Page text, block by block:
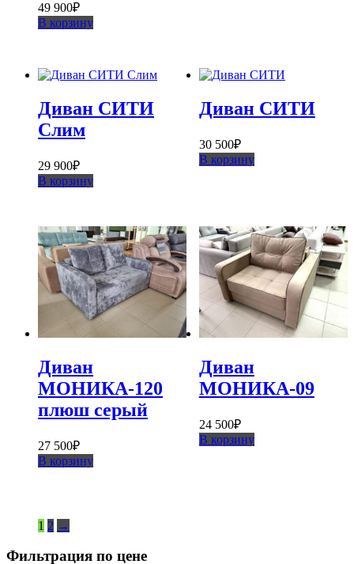
49 900₽
В корзину
Диван СИТИ
Слим
29 900₽
В корзину
Диван СИТИ
30 500₽
В корзину
Диван
МОНИКА-120
плюш серый
27 500₽
В корзину
Диван
МОНИКА-09
24 500₽
В корзину
1 2 →
Фильтрация по цене